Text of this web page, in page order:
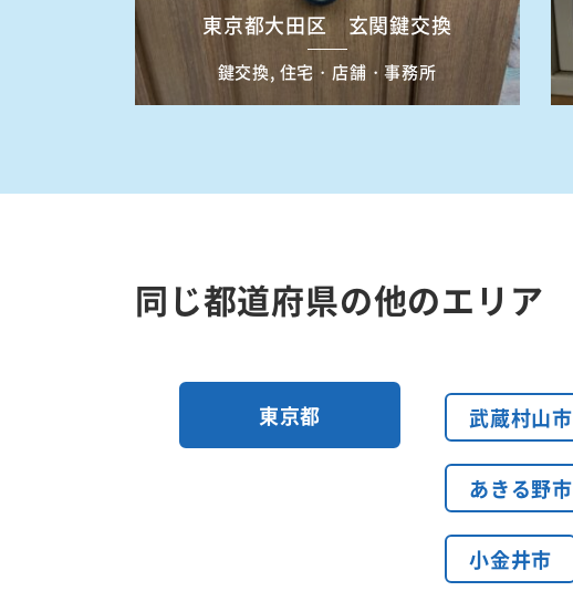
東京都大田区 玄関鍵交換
鍵交換, 住宅・店舗・事務所
同じ都道府県の他のエリア
東京都 武蔵村山市
あきる野市
小金井市